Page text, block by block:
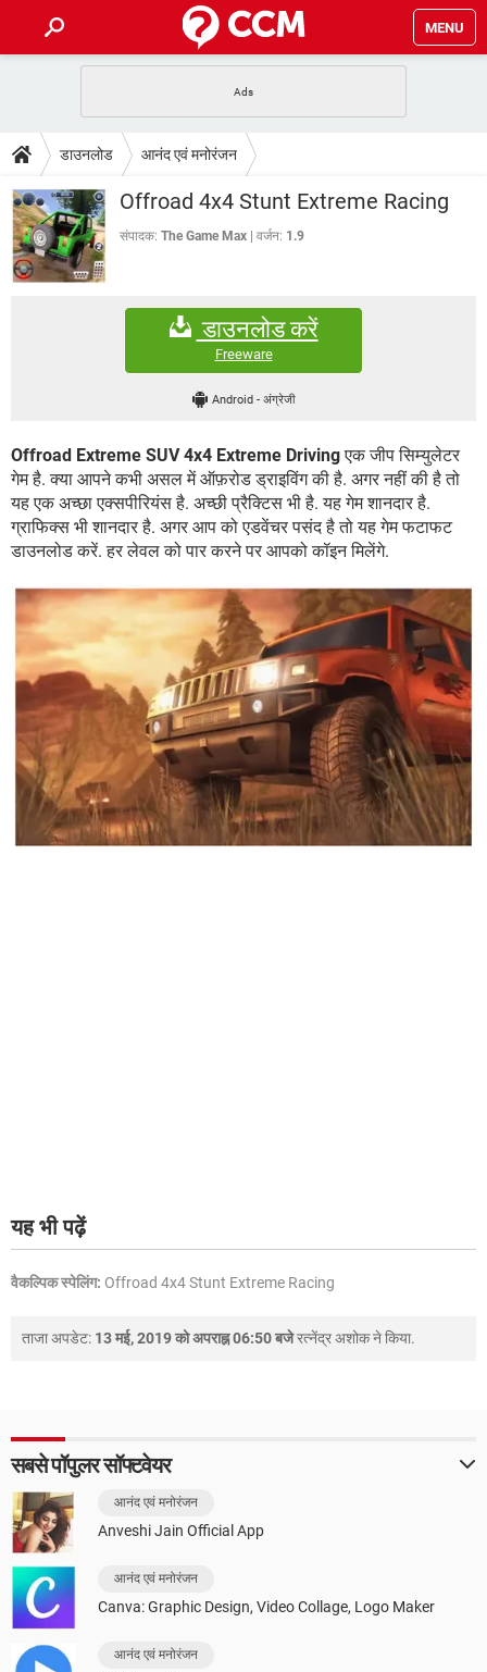
MENU
फोन पर अकाउंट बैलेंस चेक
WhatsApp Hack हो गया? Lucky Patcher यूज करें
टेक-स्पेशल
2020 के फ्री एंटीवायरस
बेस्ट फ्री ऑनलाइन गेम्स
डाउनलोड
Vidmate PUBG Mobile
WhatsRemoved+
FORUM
कंप्यूटर बस
डाउनलोड आनंद एवं मनोरंजन
Offroad 4x4 Stunt Extreme Racing
संपादक: The Game Max वर्जन: 1.9
डाउनलोड करें
Freeware
Android - अंग्रेजी
Offroad Extreme SUV 4x4 Extreme Drivingएक जीप सिम्युलेटर
गेम है. क्या आपने कभी असल में ऑफ़रोड ड्राइविंग की है. अगर नहीं की है तो
यह एक अच्छा एक्सपीरियंस है. अच्छी प्रैक्टिस भी है. यह गेम शानदार है.
ग्राफिक्स भी शानदार है. अगर आप को एडवेंचर पसंद है तो यह गेम फटाफट
डाउनलोड करें. हर लेवल को पार करने पर आपको कॉइन मिलेंगे.
यह भी पढ़ें
वैकल्पिक स्पेलिंग: Offroad 4x4 Stunt Extreme Racing
ताजा अपडेट: 13 मई, 2019 को अपराह्न 06:50 बजेरत्नेंद्र अशोकने किया.
सबसे पॉपुलर सॉफ्टवेयर
आनंद एवं मनोरंजन
Anveshi Jain Official App
आनंद एवं मनोरंजन
Canva: Graphic Design, Video Collage, Logo Maker
आनंद एवं मनोरंजन